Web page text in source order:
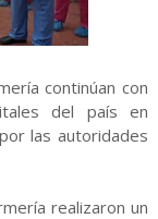
continúan con
del país en
las autoridades
realizaron un